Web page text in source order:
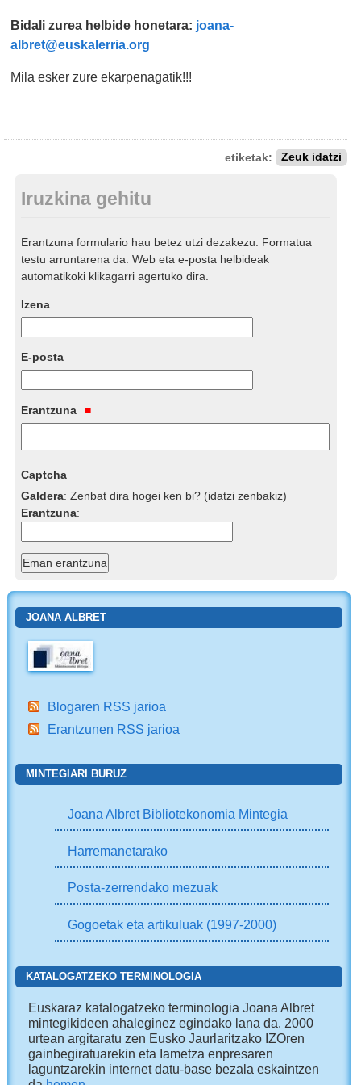
Bidali zurea helbide honetara: joana-
albret@euskalerria.org
Mila esker zure ekarpenagatik!!!
etiketak: Zeuk idatzi
Iruzkina gehitu
Erantzuna formulario hau betez utzi dezakezu. Formatua
testu arruntarena da. Web eta e-posta helbideak
automatikoki klikagarri agertuko dira.
Izena
E-posta
Erantzuna
Captcha
Galdera:Zenbat dira hogei ken bi? (idatzi zenbakiz)
Erantzuna:
JOANA ALBRET
Blogaren RSS jarioa
Erantzunen RSS jarioa
MINTEGIARI BURUZ
Joana Albret Bibliotekonomia Mintegia
Harremanetarako
Posta-zerrendako mezuak
Gogoetak eta artikuluak (1997-2000)
KATALOGATZEKO TERMINOLOGIA
Euskaraz katalogatzeko terminologia Joana Albret
mintegikideen ahaleginez egindako lana da. 2000
urtean argitaratu zen Eusko Jaurlaritzako IZOren
gainbegiratuarekin eta Iametza enpresaren
laguntzarekin internet datu-base bezala eskaintzen